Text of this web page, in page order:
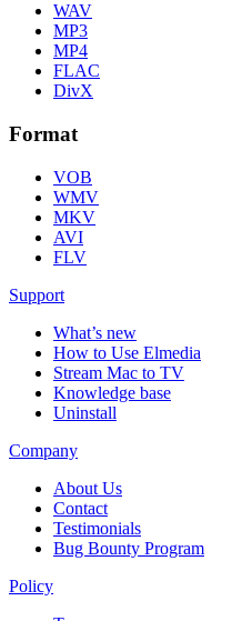
WAV
MP3
MP4
FLAC
DivX
Format
VOB
WMV
MKV
AVI
FLV
Support
What’s new
How to Use Elmedia
Stream Mac to TV
Knowledge base
Uninstall
Company
About Us
Contact
Testimonials
Bug Bounty Program
Policy